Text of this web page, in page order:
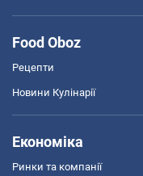
Food Oboz
Рецепти
Новини Кулінарії
Економіка
Ринки та компанії